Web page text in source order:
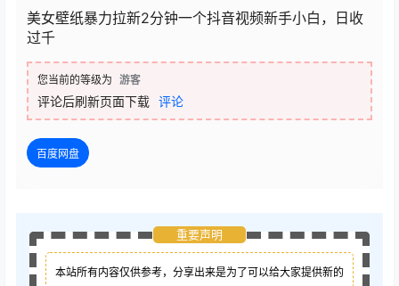
美女壁纸暴力拉新2分钟一个抖音视频新手小白，日收
过千
您当前的等级为 游客
评论后刷新页面下载 评论
百度网盘
重要声明
本站所有内容仅供参考，分享出来是为了可以给大家提供新的